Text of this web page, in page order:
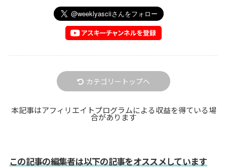
カテゴリートップへ
本記事はアフィリエイトプログラムによる収益を得ている場
合があります
この記事の編集者は以下の記事をオススメしています